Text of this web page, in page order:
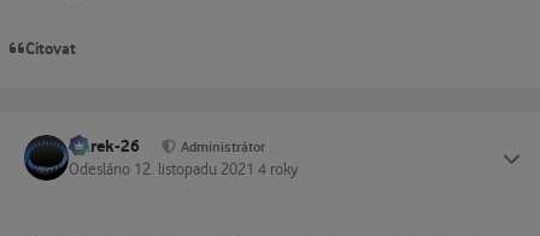
Citovat
Marek-26 Administrátor
Odesláno 12. listopadu 2021 4 roky